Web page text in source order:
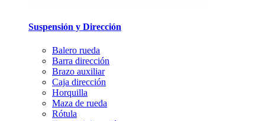
Suspensión y Dirección
Balero rueda
Barra dirección
Brazo auxiliar
Caja dirección
Horquilla
Maza de rueda
Rótula